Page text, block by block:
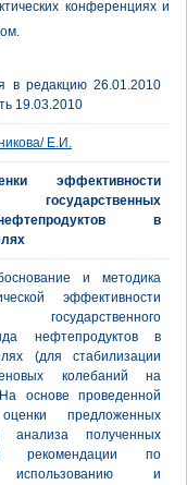
конференциях и
в редакцию 26.01.2010
19.03.2010
Е.И.
эффективности
государственных
в
и методика
эффективности
государственного
нефтепродуктов в
(для стабилизации
колебаний на
основе проведенной
предложенных
анализа полученных
рекомендации по
использованию и